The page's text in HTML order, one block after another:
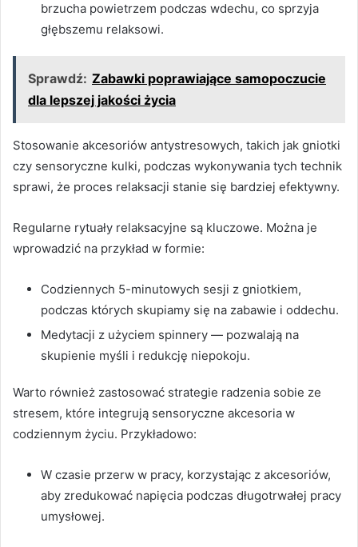
brzucha powietrzem podczas wdechu, co sprzyja
głębszemu relaksowi.
Sprawdź: Zabawki poprawiające samopoczucie
dla lepszej jakości życia
Stosowanie akcesoriów antystresowych, takich jak gniotki
czy sensoryczne kulki, podczas wykonywania tych technik
sprawi, że proces relaksacji stanie się bardziej efektywny.
Regularne rytuały relaksacyjne są kluczowe. Można je
wprowadzić na przykład w formie:
Codziennych 5-minutowych sesji z gniotkiem,
podczas których skupiamy się na zabawie i oddechu.
Medytacji z użyciem spinnery — pozwalają na
skupienie myśli i redukcję niepokoju.
Warto również zastosować strategie radzenia sobie ze
stresem, które integrują sensoryczne akcesoria w
codziennym życiu. Przykładowo:
W czasie przerw w pracy, korzystając z akcesoriów,
aby zredukować napięcia podczas długotrwałej pracy
umysłowej.